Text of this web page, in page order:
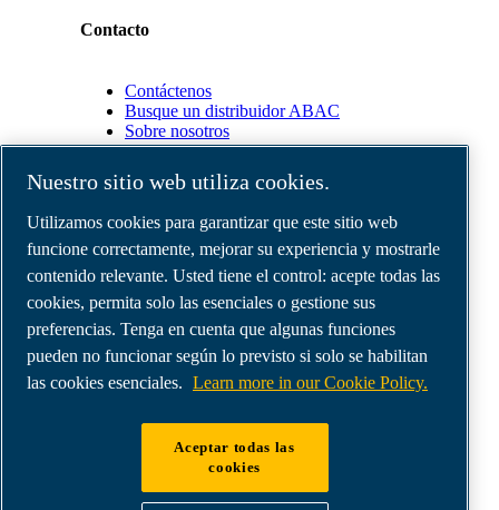
Contacto
Contáctenos
Busque un distribuidor ABAC
Sobre nosotros
Socios
Área
de
distribuidores
E-
Connect
2.0
Business
Portal
Gallery
Compresores de aire ABAC
Nuestro sitio web utiliza cookies.
Utilizamos cookies para garantizar que este sitio web
funcione correctamente, mejorar su experiencia y mostrarle
contenido relevante. Usted tiene el control: acepte todas las
cookies, permita solo las esenciales o gestione sus
preferencias. Tenga en cuenta que algunas funciones
pueden no funcionar según lo previsto si solo se habilitan
las cookies esenciales. Learn more in our Cookie Policy.
Aceptar todas las
cookies